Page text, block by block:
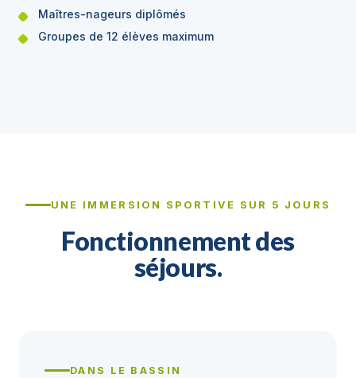
Maîtres-nageurs diplômés
Groupes de 12 élèves maximum
UNE IMMERSION SPORTIVE SUR 5 JOURS
Fonctionnement des
séjours.
DANS LE BASSIN